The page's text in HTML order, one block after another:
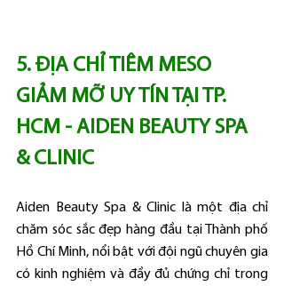
5. ĐỊA CHỈ TIÊM MESO
GIẢM MỠ UY TÍN TẠI TP.
HCM - AIDEN BEAUTY SPA
& CLINIC
Aiden Beauty Spa & Clinic là một địa chỉ
chăm sóc sắc đẹp hàng đầu tại Thành phố
Hồ Chí Minh, nổi bật với đội ngũ chuyên gia
có kinh nghiệm và đầy đủ chứng chỉ trong